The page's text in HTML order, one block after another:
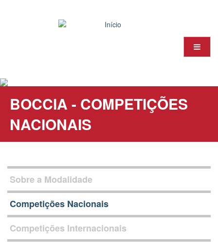
BOCCIA - COMPETIÇÕES
NACIONAIS
Sobre a Modalidade
Competições Nacionais
Competições Internacionais